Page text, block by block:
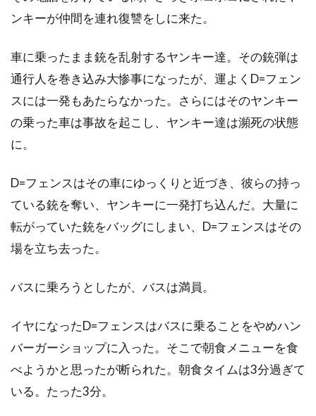
ダイアナ・バーリングトン
ダイアナ・ラスバン
ダイアン・アボット
ダイアン・ウィースト
ダイアン・キャノン
ダイアン・キートン
ダイアン・クルーガー
ダイアン・ジョンソン
ダイアン・ラッド
ダイアン・レイン
ダグラス・ウィック
ダスティン・ホフマン
ダッシュ・ミホク
ダナ・アイヴィ
ダニエル・ウォレス
ダニエル・オートゥイユ
ダニエル・トラヴィス
ダニエル・ファップ
ダニエル・ブリュール
ダニエル・マンデル
ダニエル・メイズ
ンキーが仲間を連れ復讐をしに来た。
車に乗ったまま銃を乱射するヤンキー達。その銃弾は
通行人を巻き込み大惨事になったが、運よくD=フェン
スには一発もあたらなかった。さらにはそのヤンキー
の乗った車は事故を起こし、ヤンキー達は瀕死の状態
に。
D=フェンスはその車にゆっくりと近づき、彼らの持っ
ている銃を奪い、ヤンキーに一発打ち込んだ。大量に
転がっていた銃をバッグにしまい、D=フェンスはその
場を立ち去った。
バスに乗ろうとしたが、バスは満員。
イヤになったD=フェンスはバスに乗ることをやめハン
バーガーショップに入った。そこで朝食メニューを食
べようかと思ったが断られた。朝食タイムは3分過ぎて
いる。たった3分。